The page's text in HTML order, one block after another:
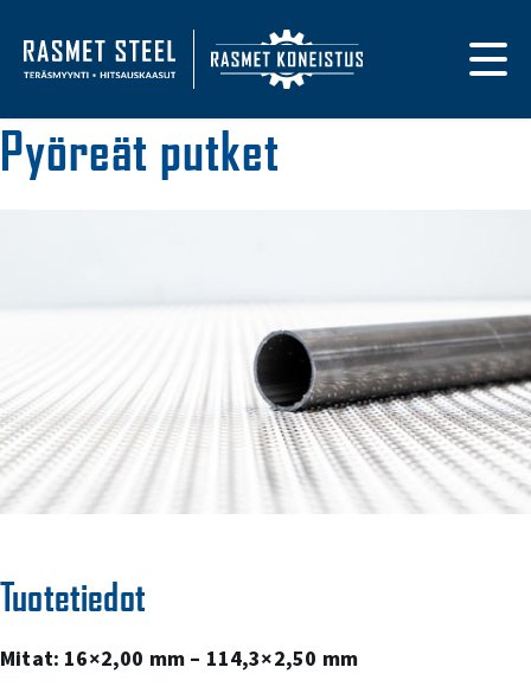
Etusivulle Primary
Pyöreät putket
Tuotetiedot
Mitat: 16×2,00 mm – 114,3×2,50 mm